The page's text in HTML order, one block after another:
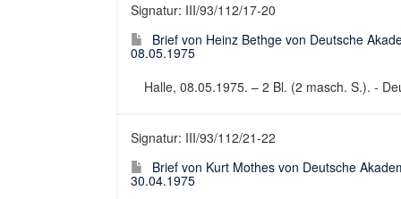
Signatur: III/93/112/17-20
Brief von Heinz Bethge von Deutsche
08.05.1975
Halle, 08.05.1975. – 2 Bl. (2 masch. S.). -
Signatur: III/93/112/21-22
Brief von Kurt Mothes von Deutsche
30.04.1975